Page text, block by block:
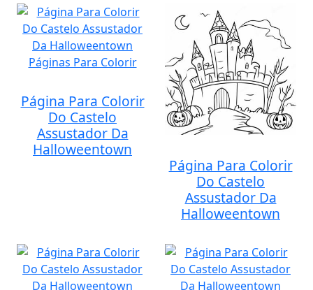
Página Para Colorir
Do Castelo
Assustador Da
Halloweentown
Página Para Colorir
Do Castelo
Assustador Da
Halloweentown